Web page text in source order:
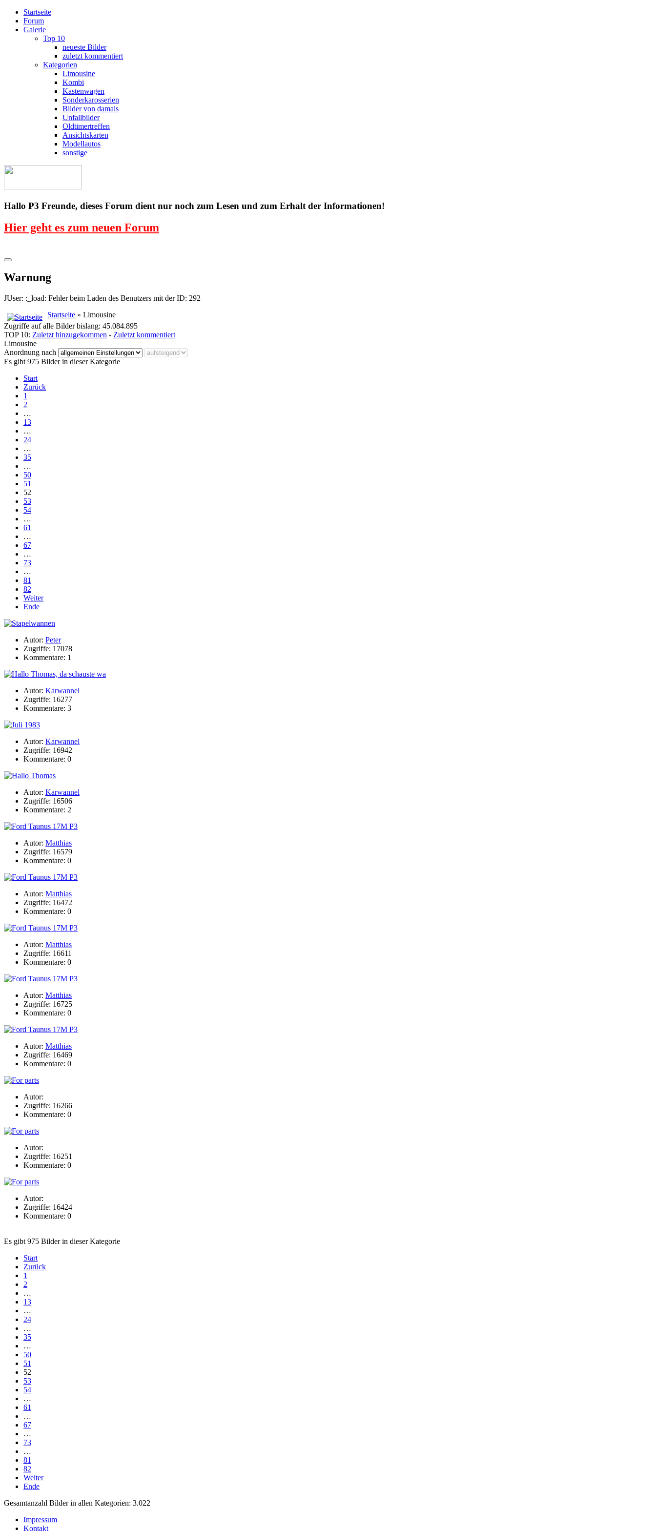
Startseite
Forum
Galerie
Top 10
neueste Bilder
zuletzt kommentiert
Kategorien
Limousine
Kombi
Kastenwagen
Sonderkarosserien
Bilder von damals
Unfallbilder
Oldtimertreffen
Ansichtskarten
Modellautos
sonstige
Hallo P3 Freunde, dieses Forum dient nur noch zum Lesen und zum Erhalt der Informationen!
Hier geht es zum neuen Forum
Warnung
JUser: :_load: Fehler beim Laden des Benutzers mit der ID: 292
Startseite » Limousine
Zugriffe auf alle Bilder bislang: 45.084.895
TOP 10: Zuletzt hinzugekommen - Zuletzt kommentiert
Limousine
Anordnung nach
Es gibt 975 Bilder in dieser Kategorie
Start
Zurück
1
2
…
13
…
24
…
35
…
50
51
52
53
54
…
61
…
67
…
73
…
81
82
Weiter
Ende
Autor: Peter
Zugriffe: 17078
Kommentare: 1
Autor: Karwannel
Zugriffe: 16277
Kommentare: 3
Autor: Karwannel
Zugriffe: 16942
Kommentare: 0
Autor: Karwannel
Zugriffe: 16506
Kommentare: 2
Autor: Matthias
Zugriffe: 16579
Kommentare: 0
Autor: Matthias
Zugriffe: 16472
Kommentare: 0
Autor: Matthias
Zugriffe: 16611
Kommentare: 0
Autor: Matthias
Zugriffe: 16725
Kommentare: 0
Autor: Matthias
Zugriffe: 16469
Kommentare: 0
Autor:
Zugriffe: 16266
Kommentare: 0
Autor:
Zugriffe: 16251
Kommentare: 0
Autor:
Zugriffe: 16424
Kommentare: 0
Es gibt 975 Bilder in dieser Kategorie
Start
Zurück
1
2
…
13
…
24
…
35
…
50
51
52
53
54
…
61
…
67
…
73
…
81
82
Weiter
Ende
Gesamtanzahl Bilder in allen Kategorien: 3.022
Impressum
Kontakt